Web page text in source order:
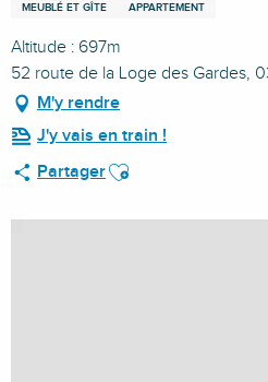
MEUBLÉ ET GÎTE APPARTEMENT
Altitude : 697m
52 route de la Loge des Gardes,
M'y rendre
J'y vais en train !
PartagerAjouter aux favoris